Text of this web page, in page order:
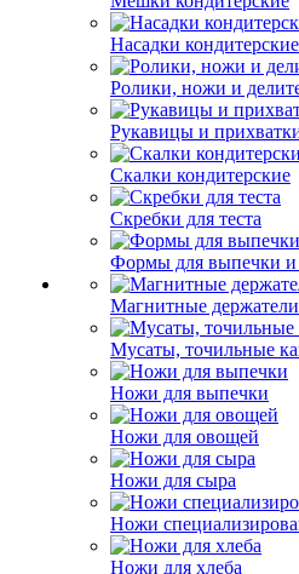
Насадки кондитерские
Ролики, ножи и
Рукавицы и
Скалки кондитерские
Скребки для теста
Формы для выпечки и
Магнитные держатели
Мусаты, точильные
Ножи для выпечки
Ножи для овощей
Ножи для сыра
Ножи
Ножи для хлеба